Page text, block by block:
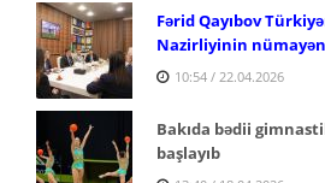
Fərid Qayıbov
Nazirliyinin
10:54 / 22.04.2026
Bakıda bədii
başlayıb